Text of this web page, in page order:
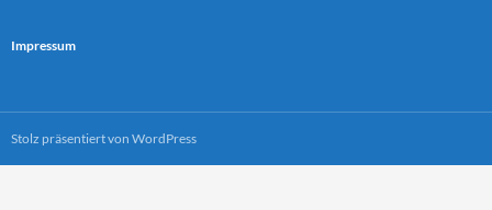
Impressum
Stolz präsentiert von WordPress